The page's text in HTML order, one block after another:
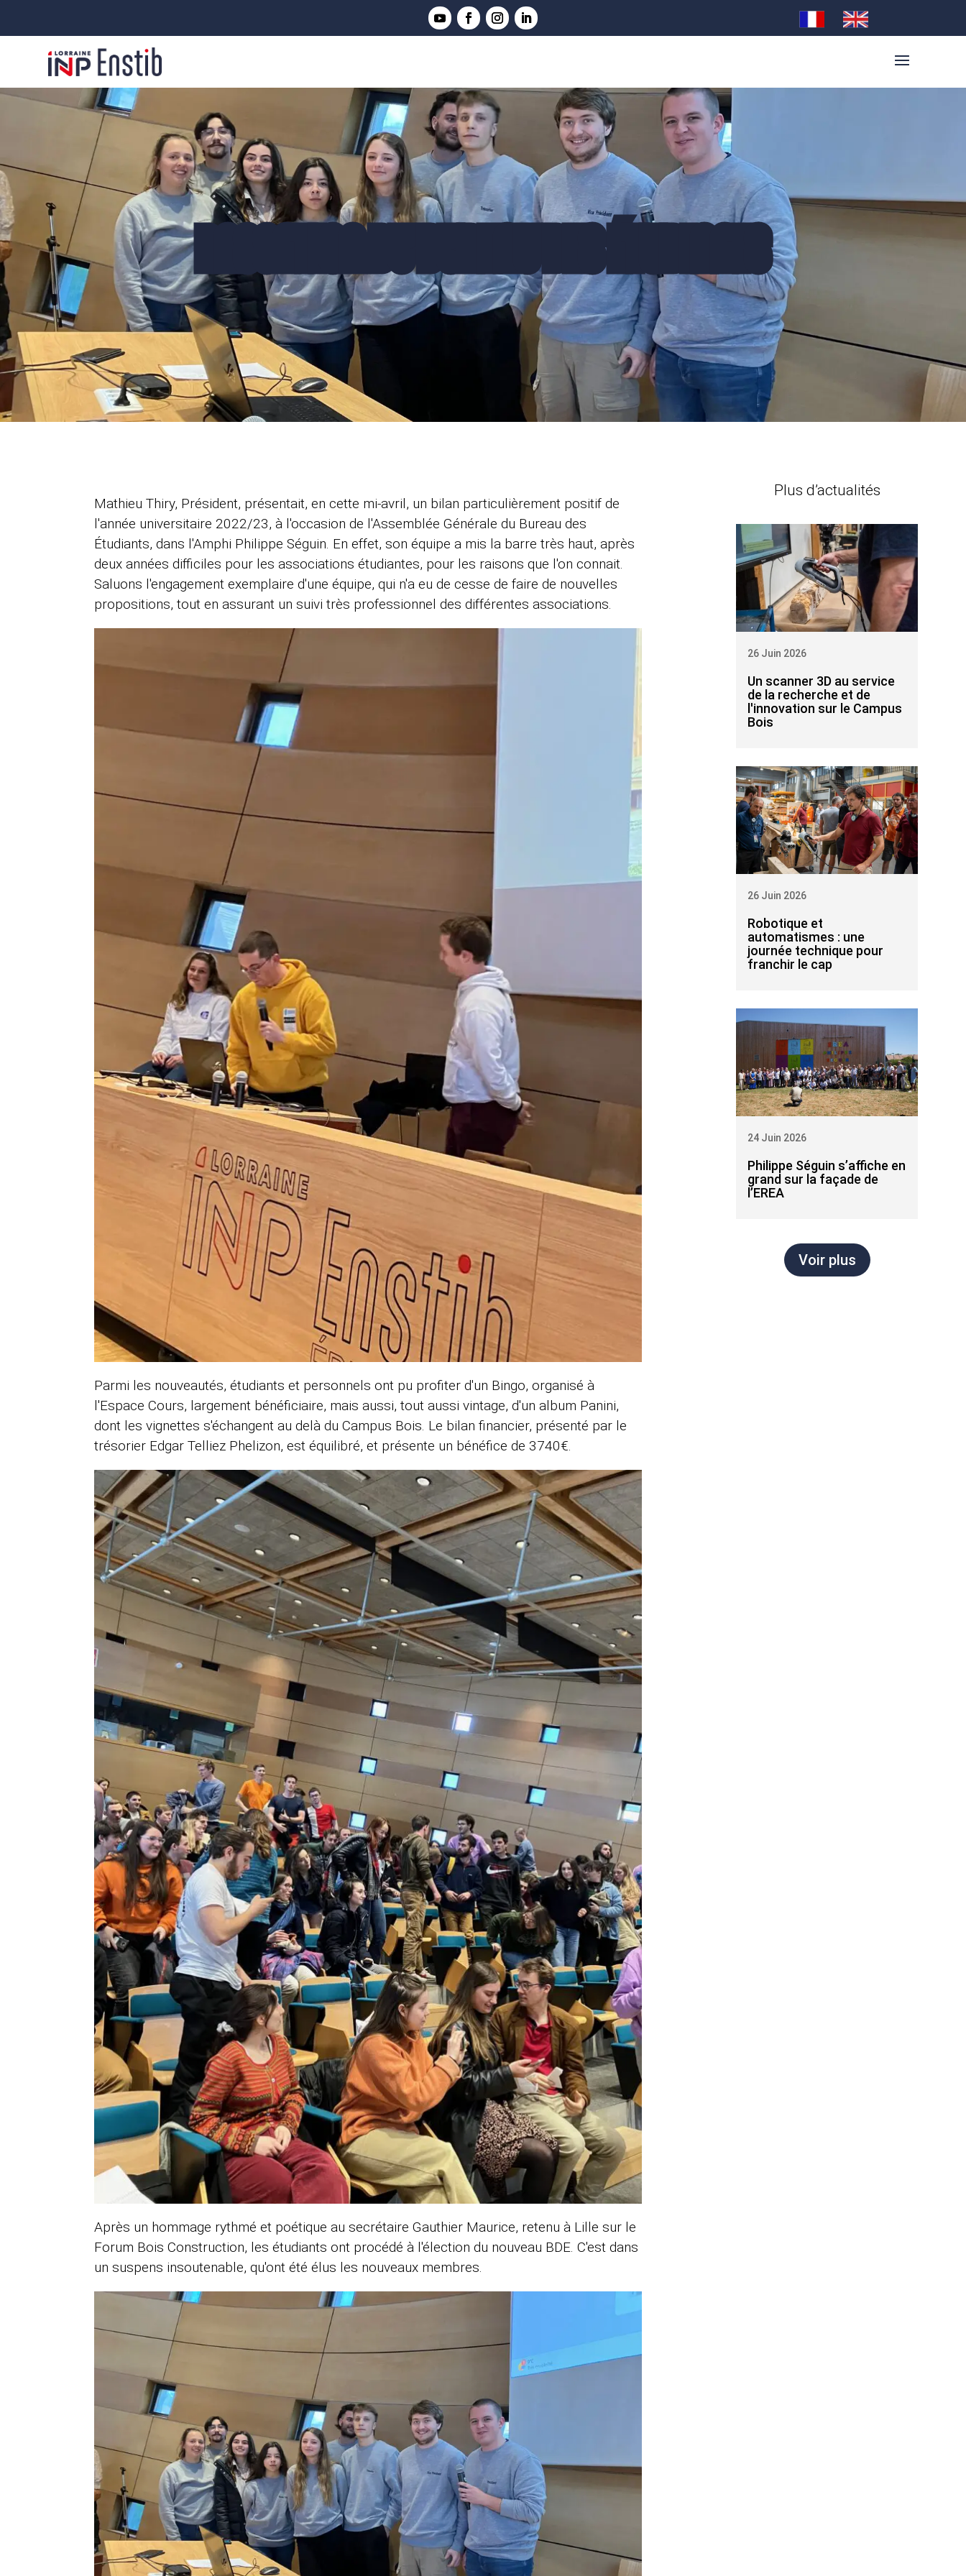
PASSATION DU BUREAU DES ÉTUDIANTS
Mathieu Thiry, Président, présentait, en cette mi-avril, un bilan particulièrement positif de
l'année universitaire 2022/23, à l'occasion de l'Assemblée Générale du Bureau des
Étudiants, dans l'Amphi Philippe Séguin. En effet, son équipe a mis la barre très haut, après
deux années difficiles pour les associations étudiantes, pour les raisons que l'on connait.
Saluons l'engagement exemplaire d'une équipe, qui n'a eu de cesse de faire de nouvelles
propositions, tout en assurant un suivi très professionnel des différentes associations.
Parmi les nouveautés, étudiants et personnels ont pu profiter d'un Bingo, organisé à
l'Espace Cours, largement bénéficiaire, mais aussi, tout aussi vintage, d'un album Panini,
dont les vignettes s'échangent au delà du Campus Bois. Le bilan financier, présenté par le
trésorier Edgar Telliez Phelizon, est équilibré, et présente un bénéfice de 3740€.
Après un hommage rythmé et poétique au secrétaire Gauthier Maurice, retenu à Lille sur le
Forum Bois Construction, les étudiants ont procédé à l'élection du nouveau BDE. C'est dans
un suspens insoutenable, qu'ont été élus les nouveaux membres.
Plus d’actualités
Un scanner 3D au service
de la recherche et de
l'innovation sur le Campus
Bois
26 Juin 2026
Robotique et
automatismes : une
journée technique pour
franchir le cap
26 Juin 2026
Philippe Séguin s’affiche en
grand sur la façade de
l’EREA
24 Juin 2026
Voir plus